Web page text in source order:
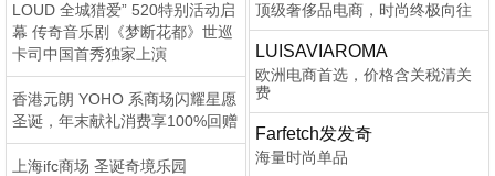
LOUD 全城猎爱” 520特别活动启
幕 传奇音乐剧《梦断花都》世巡
卡司中国首秀独家上演
香港元朗 YOHO 系商场闪耀星愿
圣诞，年末献礼消费享100%回赠
上海ifc商场 圣诞奇境乐园
顶级奢侈品电商，时尚终极向往
LUISAVIAROMA
欧洲电商首选，价格含关税清关
费
Farfetch发发奇
海量时尚单品